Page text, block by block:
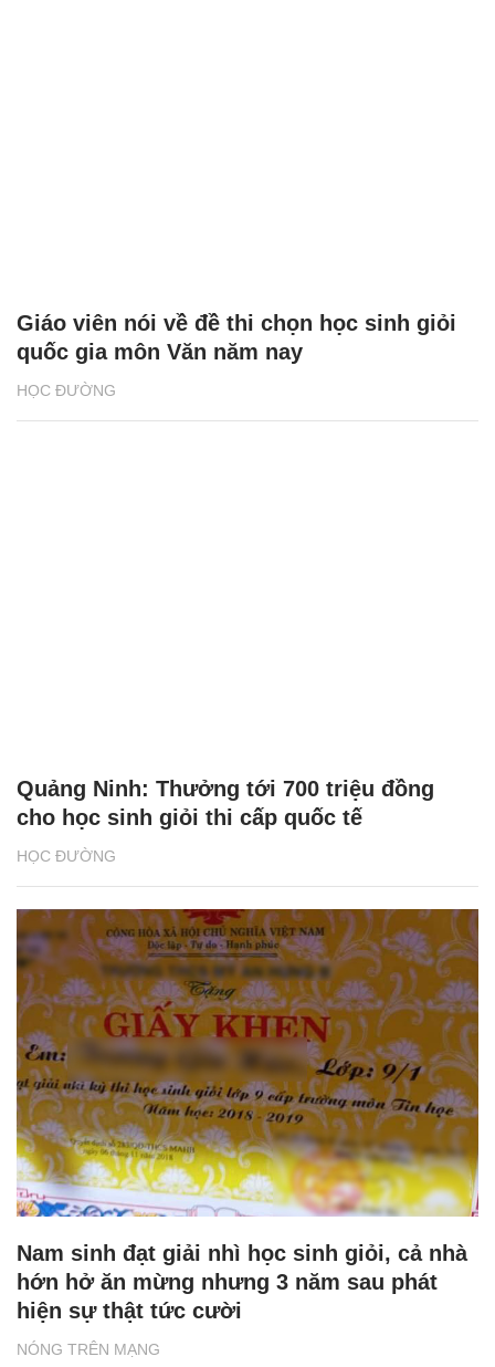
HỌC ĐƯỜNG
Giáo viên nói về đề thi chọn học sinh giỏi
quốc gia môn Văn năm nay
HỌC ĐƯỜNG
Quảng Ninh: Thưởng tới 700 triệu đồng
cho học sinh giỏi thi cấp quốc tế
NÓNG TRÊN MẠNG
Nam sinh đạt giải nhì học sinh giỏi, cả nhà
hớn hở ăn mừng nhưng 3 năm sau phát
hiện sự thật tức cười